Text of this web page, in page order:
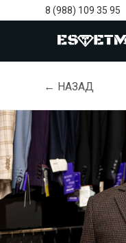
8 (988) 109 35 95
← НАЗАД